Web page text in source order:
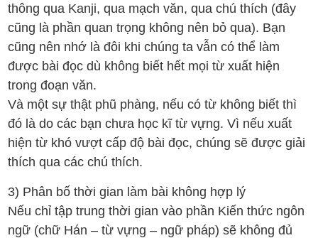
thông qua Kanji, qua mạch văn, qua chú thích (đây
cũng là phần quan trọng không nên bỏ qua). Bạn
cũng nên nhớ là đôi khi chúng ta vẫn có thể làm
được bài đọc dù không biết hết mọi từ xuất hiện
trong đoạn văn.
Và một sự thật phũ phàng, nếu có từ không biết thì
đó là do các bạn chưa học kĩ từ vựng. Vì nếu xuất
hiện từ khó vượt cấp độ bài đọc, chúng sẽ được giải
thích qua các chú thích.
3️) Phân bố thời gian làm bài không hợp lý
Nếu chỉ tập trung thời gian vào phần Kiến thức ngôn
ngữ (chữ Hán – từ vựng – ngữ pháp) sẽ không đủ